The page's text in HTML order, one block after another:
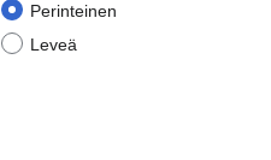
Perinteinen
Leveä